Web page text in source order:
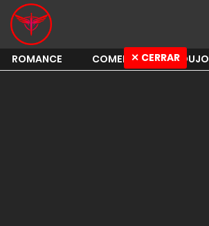
ROMANCE COMEDY SHOUJO
✕ CERRAR